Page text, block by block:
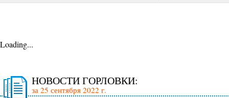
Loading...
НОВОСТИ ГОРЛОВКИ:
за 25 сентября 2022 г.